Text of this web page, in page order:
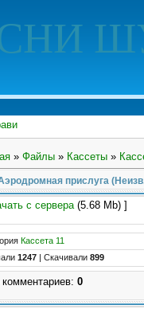
» Файлы » Кассеты »
прислуга
с сервера(5.68 Mb) ]
Кассета 11
1247 Скачивали 899
комментариев: 0